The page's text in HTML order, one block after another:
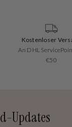
Kostenloser
An DHL
€50
Updates